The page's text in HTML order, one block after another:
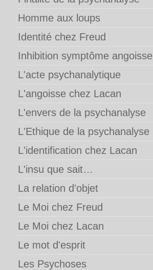
Homme aux loups
Identité chez Freud
Inhibition symptôme angoisse
L'acte psychanalytique
L'angoisse chez Lacan
L'envers de la psychanalyse
L'Ethique de la psychanalyse
L'identification chez Lacan
L'insu que sait…
La relation d'objet
Le Moi chez Freud
Le Moi chez Lacan
Le mot d'esprit
Les Psychoses